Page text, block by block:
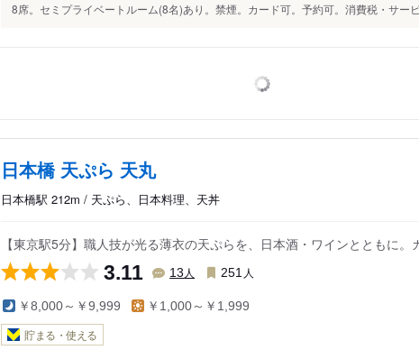
8席。セミプライベートルーム(8名)あり。禁煙。カード可。予約可。消費税・サー
日本橋 天ぷら 天丸
日本橋駅 212m / 天ぷら、日本料理、天丼
【東京駅5分】職人技が光る薄衣の天ぷらを、日本酒・ワインとともに
3.11 13 人 251 人
￥8,000～￥9,999 ￥1,000～￥1,999
貯まる・使える